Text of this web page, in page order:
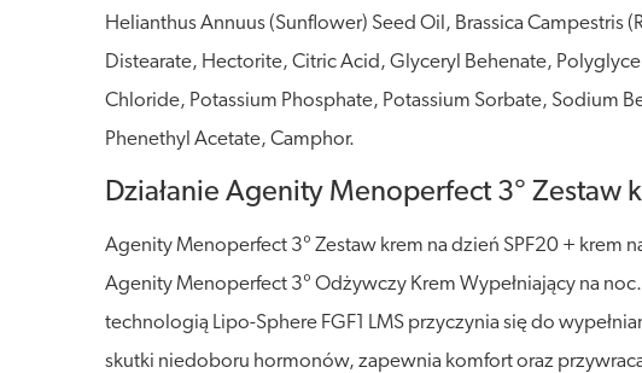
Helianthus Annuus (Sunflower) Seed Oil, Brassica
Distearate, Hectorite, Citric Acid, Glyceryl Behenate,
Chloride, Potassium Phosphate, Potassium Sorbate, Sodium
Phenethyl Acetate, Camphor.
Działanie Agenity Menoperfect 3° Zestaw
Agenity Menoperfect 3° Zestaw krem na dzień SPF20 + krem
Agenity Menoperfect 3° Odżywczy Krem Wypełniający na
technologią Lipo-Sphere FGF1 LMS przyczynia się do
skutki niedoboru hormonów, zapewnia komfort oraz